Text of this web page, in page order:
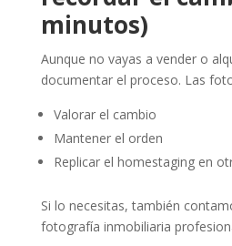
minutos)
Aunque no vayas a vender o
documentar el proceso. Las
Valorar el cambio
Mantener el orden
Replicar el homestaging en
Si lo necesitas, también
fotografía inmobiliaria